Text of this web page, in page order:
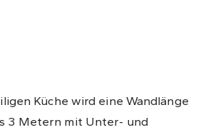
Küche wird eine Wandlänge
3 Metern mit Unter- und